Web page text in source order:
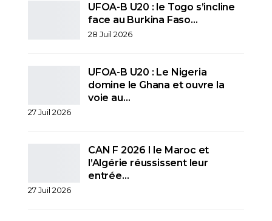
UFOA-B U20 : le Togo s’incline
face au Burkina Faso…
28 Juil 2026
UFOA-B U20 : Le Nigeria
domine le Ghana et ouvre la
voie au…
27 Juil 2026
CAN F 2026 I le Maroc et
l’Algérie réussissent leur
entrée…
27 Juil 2026